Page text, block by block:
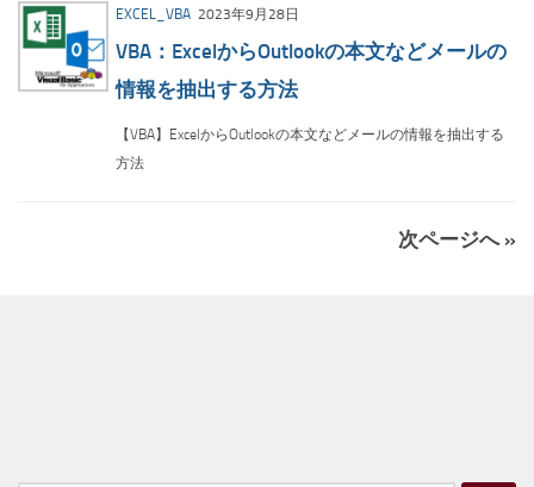
EXCEL_VBA 2023年9月28日
VBA：ExcelからOutlookの本文などメールの
情報を抽出する方法
【VBA】ExcelからOutlookの本文などメールの情報を抽出する
方法
次ページへ »